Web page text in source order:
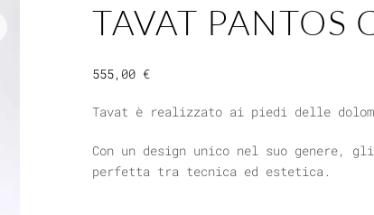
TAVAT PANTOS
555,00 €
Tavat è realizzato ai piedi delle
Con un design unico nel suo genere,
perfetta tra tecnica ed estetica.